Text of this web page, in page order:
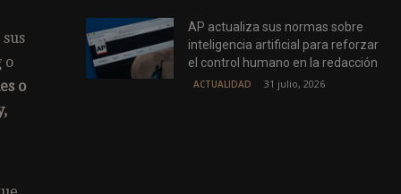
o
o
AP actualiza sus normas sobre
inteligencia artificial para reforzar
el control humano en la redacción
ACTUALIDAD 31 julio, 2026